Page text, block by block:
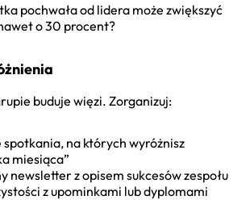
pochwała od lidera może zwiększyć
o 30 procent?
buduje więzi. Zorganizuj:
spotkania, na których wyróżnisz
miesiąca”
newsletter z opisem sukcesów zespołu
z upominkami lub dyplomami